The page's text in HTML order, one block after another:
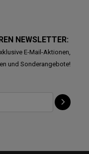
NEWSLETTER:
E-Mail-Aktionen,
und Sonderangebote!